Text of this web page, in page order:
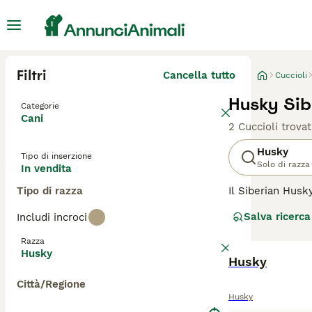
Filtri Cancella tutto
Categorie
Cani
Tipo di inserzione
In vendita
Tipo di razza
Includi incroci
Razza
Husky
Città/Regione
Cuccioli
Husky
2 Cuccioli
Husky
Solo di razza
Il Siberian
questa razza
gestirli,
Salva ricerca
Husky
Husky